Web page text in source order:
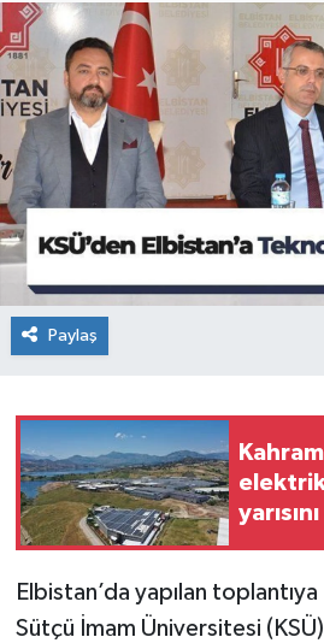
Paylaş
elektrik
Elbistan’da yapılan
Sütçü İmam Üniversitesi